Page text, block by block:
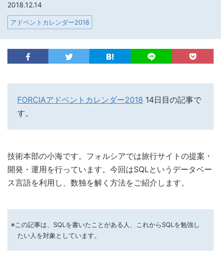
2018.12.14
アドベントカレンダー2018
FORCIAアドベントカレンダー2018 14日目の記事で
す。
技術本部の小海です。フォルシアでは旅行サイトの提案・
開発・運用を行っています。今回はSQLというデータベー
ス言語を利用し、数独を解く方法をご紹介します。
※この記事は、SQLを書いたことがある人、これからSQLを勉強し
たい人を対象としています。